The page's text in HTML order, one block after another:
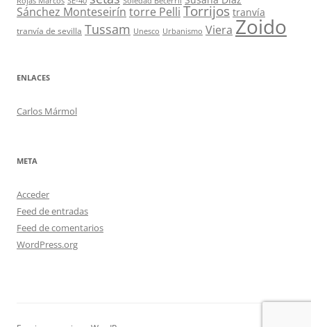
Sánchez Monteseirín torre Pelli Torrijos tranvía
tranvía de sevilla Tussam Unesco Urbanismo Viera Zoido
ENLACES
Carlos Mármol
META
Acceder
Feed de entradas
Feed de comentarios
WordPress.org